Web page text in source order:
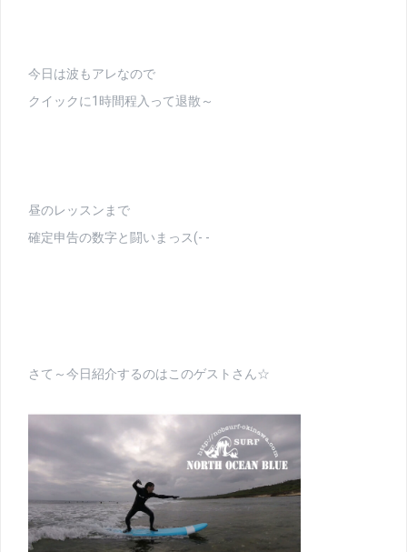
今日は波もアレなので
クイックに1時間程入って退散～
昼のレッスンまで
確定申告の数字と闘いまっス(- -ゞ
さて～今日紹介するのはこのゲストさん☆